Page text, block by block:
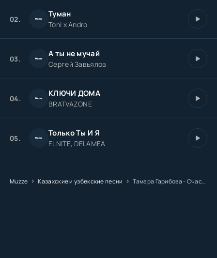
02. Туман
Toni x Andro
03. А ты не мучай
Сергей Завьялов
04. КЛЮЧИ ДОМА
BRATVAZONE
05. Только Ты И Я
ELNITE, DELAMEA
Muzze Казахские и узбекские песни Тамара Гарибова - Счастье (Remix)